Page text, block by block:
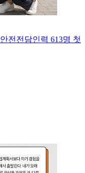
전전담인력 613명 첫